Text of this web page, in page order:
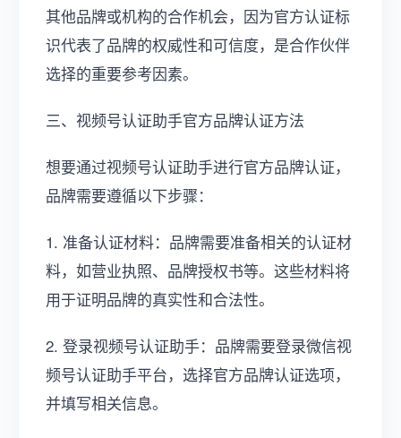
其他品牌或机构的合作机会，因为官方认证标
识代表了品牌的权威性和可信度，是合作伙伴
选择的重要参考因素。
三、视频号认证助手官方品牌认证方法
想要通过视频号认证助手进行官方品牌认证，
品牌需要遵循以下步骤：
1. 准备认证材料：品牌需要准备相关的认证材
料，如营业执照、品牌授权书等。这些材料将
用于证明品牌的真实性和合法性。
2. 登录视频号认证助手：品牌需要登录微信视
频号认证助手平台，选择官方品牌认证选项，
并填写相关信息。